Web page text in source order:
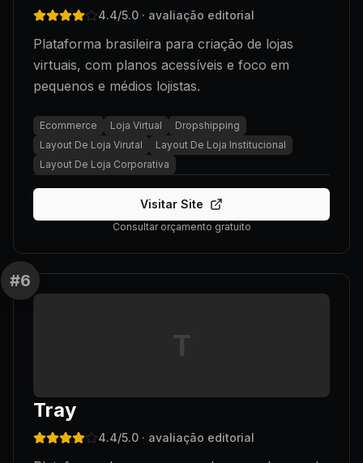
4.4/5.0 · avaliação editorial
Plataforma brasileira para criação de lojas
virtuais, com planos acessíveis e foco em
pequenos e médios lojistas.
Ecommerce Loja Virtual
Dropshipping
Layout De Loja Virutal
Layout De Loja Institucional
Layout De Loja Corporativa
Visitar Site
Consultar orçamento gratuito
#6
T
Tray
4.4/5.0 · avaliação editorial